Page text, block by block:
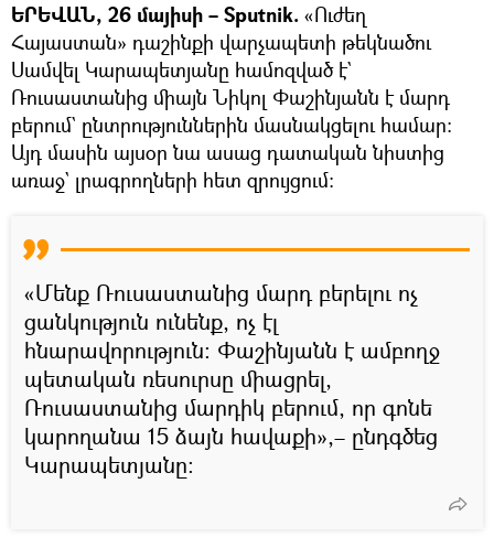
ԵՐԵՎԱՆ, 26 մայիսի – Sputnik. «Ուժեղ
Հայաստան» դաշինքի վարչապետի թեկնածու
Սամվել Կարապետյանը համոզված է`
Ռուսաստանից միայն Նիկոլ Փաշինյանն է մարդ
բերում` ընտրություններին մասնակցելու համար։
Այդ մասին այսօր նա ասաց դատական նիստից
առաջ` լրագրողների հետ զրույցում։
«Մենք Ռուսաստանից մարդ բերելու ոչ
ցանկություն ունենք, ոչ էլ
հնարավորություն։ Փաշինյանն է ամբողջ
պետական ռեսուրսը միացրել,
Ռուսաստանից մարդիկ բերում, որ գոնե
կարողանա 15 ձայն հավաքի»,– ընդգծեց
Կարապետյանը։